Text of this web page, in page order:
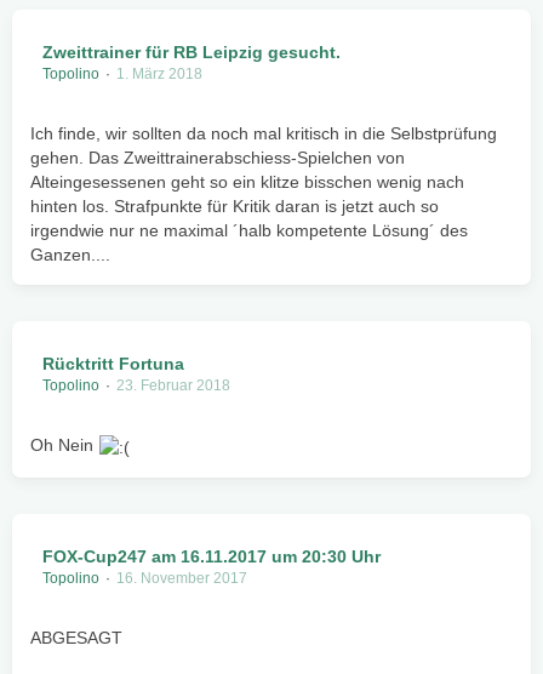
Zweittrainer für RB Leipzig gesucht.
Topolino 1. März 2018
Ich finde, wir sollten da noch mal kritisch in die Selbstprüfung
gehen. Das Zweittrainerabschiess-Spielchen von
Alteingesessenen geht so ein klitze bisschen wenig nach
hinten los. Strafpunkte für Kritik daran is jetzt auch so
irgendwie nur ne maximal ´halb kompetente Lösung´ des
Ganzen....
Rücktritt Fortuna
Topolino 23. Februar 2018
Oh Nein
FOX-Cup247 am 16.11.2017 um 20:30 Uhr
Topolino 16. November 2017
ABGESAGT